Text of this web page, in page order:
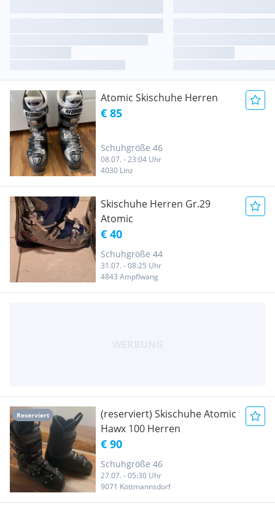
Atomic Skischuhe Herren
€ 85
Schuhgröße 46
08.07. - 23:04 Uhr
4030 Linz
Skischuhe Herren Gr.29
Atomic
€ 40
Schuhgröße 44
31.07. - 08:25 Uhr
4843 Ampflwang
Reserviert
(reserviert) Skischuhe Atomic
Hawx 100 Herren
€ 90
Schuhgröße 46
27.07. - 05:30 Uhr
9071 Köttmannsdorf